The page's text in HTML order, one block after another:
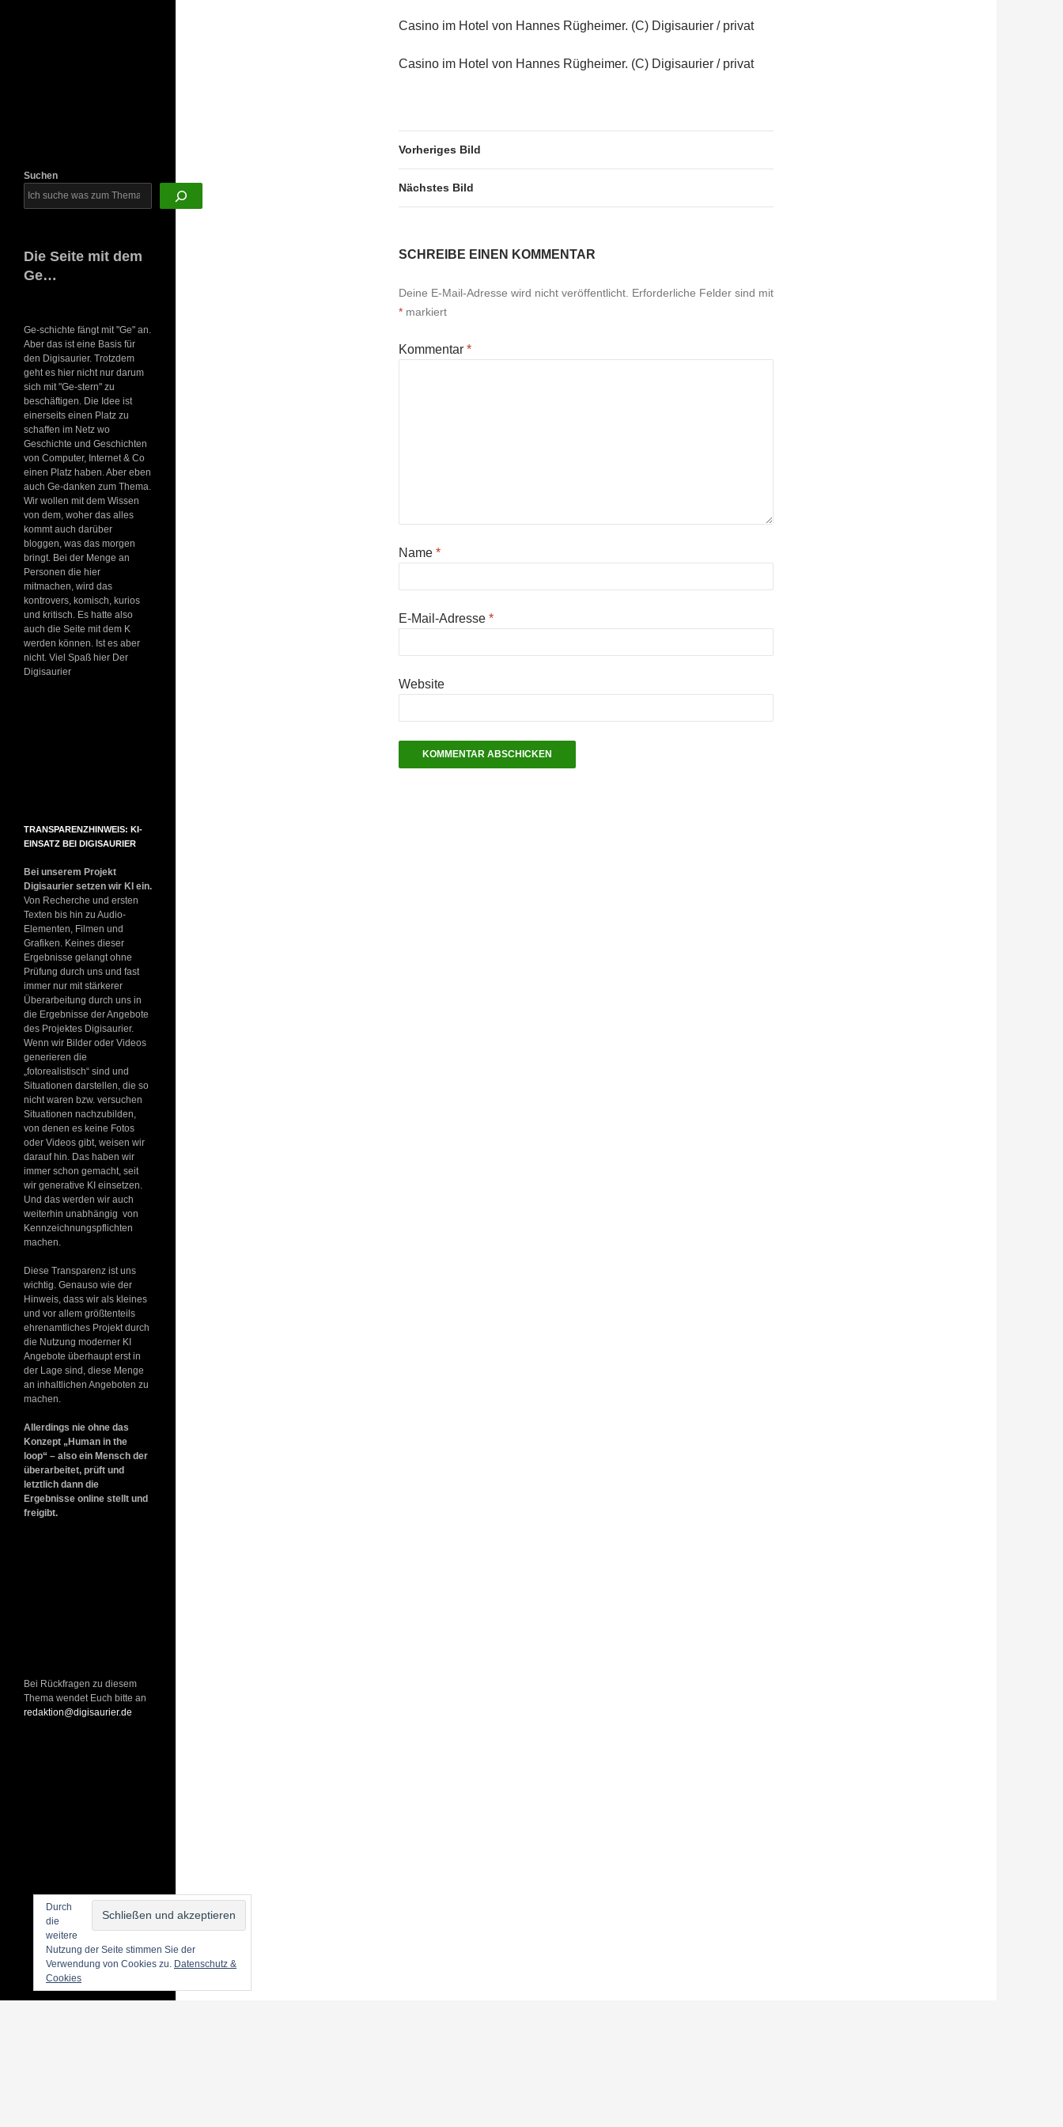
Casino im Hotel von Hannes Rügheimer. (C) Digisaurier / privat
Casino im Hotel von Hannes Rügheimer. (C) Digisaurier / privat
Vorheriges Bild
Nächstes Bild
SCHREIBE EINEN KOMMENTAR
Deine E-Mail-Adresse wird nicht veröffentlicht. Erforderliche Felder sind mit
* markiert
Kommentar *
Name *
E-Mail-Adresse *
Website
Suchen
Die Seite mit dem
Ge…
Ge-schichte fängt mit "Ge" an.
Aber das ist eine Basis für
den Digisaurier. Trotzdem
geht es hier nicht nur darum
sich mit "Ge-stern" zu
beschäftigen. Die Idee ist
einerseits einen Platz zu
schaffen im Netz wo
Geschichte und Geschichten
von Computer, Internet & Co
einen Platz haben. Aber eben
auch Ge-danken zum Thema.
Wir wollen mit dem Wissen
von dem, woher das alles
kommt auch darüber
bloggen, was das morgen
bringt. Bei der Menge an
Personen die hier
mitmachen, wird das
kontrovers, komisch, kurios
und kritisch. Es hatte also
auch die Seite mit dem K
werden können. Ist es aber
nicht. Viel Spaß hier Der
Digisaurier
TRANSPARENZHINWEIS: KI-
EINSATZ BEI DIGISAURIER
Bei unserem Projekt
Digisaurier setzen wir KI ein.
Von Recherche und ersten
Texten bis hin zu Audio-
Elementen, Filmen und
Grafiken. Keines dieser
Ergebnisse gelangt ohne
Prüfung durch uns und fast
immer nur mit stärkerer
Überarbeitung durch uns in
die Ergebnisse der Angebote
des Projektes Digisaurier.
Wenn wir Bilder oder Videos
generieren die
„fotorealistisch“ sind und
Situationen darstellen, die so
nicht waren bzw. versuchen
Situationen nachzubilden,
von denen es keine Fotos
oder Videos gibt, weisen wir
darauf hin. Das haben wir
immer schon gemacht, seit
wir generative KI einsetzen.
Und das werden wir auch
weiterhin unabhängig von
Kennzeichnungspflichten
machen.
Diese Transparenz ist uns
wichtig. Genauso wie der
Hinweis, dass wir als kleines
und vor allem größtenteils
ehrenamtliches Projekt durch
die Nutzung moderner KI
Angebote überhaupt erst in
der Lage sind, diese Menge
an inhaltlichen Angeboten zu
machen.
Allerdings nie ohne das
Konzept „Human in the
loop“ – also ein Mensch der
überarbeitet, prüft und
letztlich dann die
Ergebnisse online stellt und
freigibt.
Bei Rückfragen zu diesem
Thema wendet Euch bitte an
redaktion@digisaurier.de
Durch
die
weitere
Nutzung der Seite stimmen Sie der
Verwendung von Cookies zu. Datenschutz &
Cookies